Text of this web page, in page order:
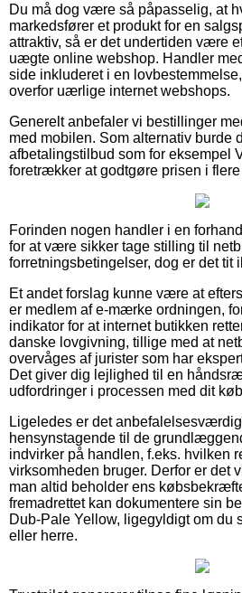
Du må dog være så påpasselig, at
markedsfører et produkt for en
attraktiv, så er det undertiden være
uægte online webshop. Handler
side inkluderet i en
overfor uærlige internet webshops.
Generelt anbefaler vi bestillinger
med mobilen. Som alternativ burde
afbetalingstilbud som for eksempel
foretrækker at godtgøre prisen i flere
Forinden nogen handler i en
for at være sikker tage stilling til
forretningsbetingelser, dog er det tit
Et andet forslag kunne være at
er medlem af e-mærke ordningen,
indikator for at internet butikken
danske lovgivning, tillige med at
overvåges af jurister som har
Det giver dig lejlighed til en
udfordringer i processen med dit
Ligeledes er det
hensynstagende til de
indvirker på handlen, f.eks. hvilken
virksomheden bruger. Derfor er det
man altid beholder ens
fremadrettet kan dokumentere sin
Dub-Pale Yellow, ligegyldigt om du
eller herre.